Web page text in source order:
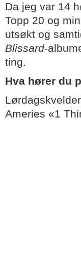
Da jeg var 14
Topp 20 og
utsøkt og
Blissard-
ting.
Hva hører du
Ameries «1